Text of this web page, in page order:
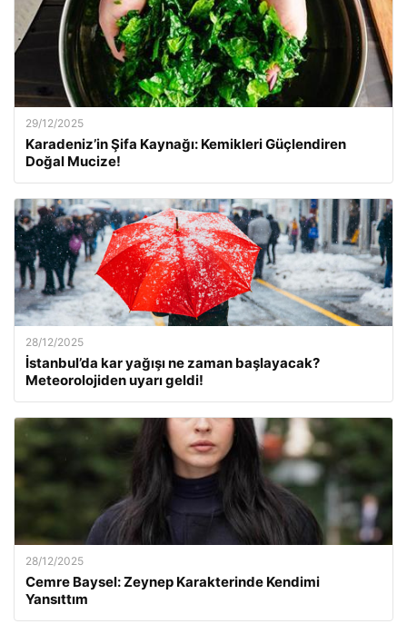
29/12/2025
Karadeniz’in Şifa Kaynağı: Kemikleri Güçlendiren
Doğal Mucize!
28/12/2025
İstanbul’da kar yağışı ne zaman başlayacak?
Meteorolojiden uyarı geldi!
28/12/2025
Cemre Baysel: Zeynep Karakterinde Kendimi
Yansıttım